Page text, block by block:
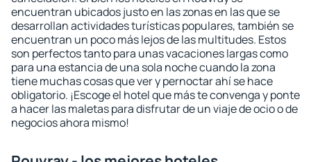
encuentran ubicados justo en las zonas en las que se
desarrollan actividades turísticas populares, también se
encuentran un poco más lejos de las multitudes. Estos
son perfectos tanto para unas vacaciones largas como
para una estancia de una sola noche cuando la zona
tiene muchas cosas que ver y pernoctar ahí se hace
obligatorio. ¡Escoge el hotel que más te convenga y ponte
a hacer las maletas para disfrutar de un viaje de ocio o de
negocios ahora mismo!